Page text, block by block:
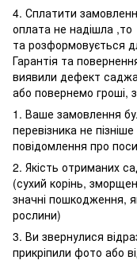
4. Сплатити
оплата не надішла
та розформовується
Гарантія та
виявили дефект
або повернемо гроші,
1. Ваше замовлення
перевізника не
повідомлення про
2. Якість отриманих
(сухий корінь,
значні пошкодження,
рослини)
3. Ви звернулися
прикріпили фото або